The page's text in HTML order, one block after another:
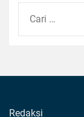
untuk:
Redaksi